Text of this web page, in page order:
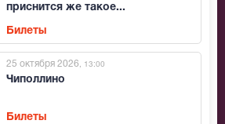
приснится же такое...
Билеты
Чиполлино
25 октября 2026 , 13:00
Билеты